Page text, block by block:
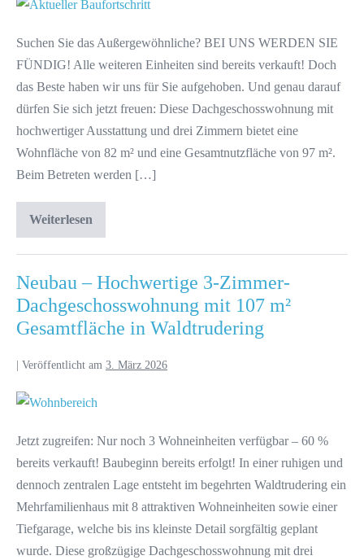
Suchen Sie das Außergewöhnliche? BEI UNS WERDEN SIE
FÜNDIG! Alle weiteren Einheiten sind bereits verkauft! Doch
das Beste haben wir uns für Sie aufgehoben. Und genau darauf
dürfen Sie sich jetzt freuen: Diese Dachgeschosswohnung mit
hochwertiger Ausstattung und drei Zimmern bietet eine
Wohnfläche von 82 m² und eine Gesamtnutzfläche von 97 m².
Beim Betreten werden […]
Weiterlesen
Neubau – Hochwertige 3-Zimmer-
Dachgeschosswohnung mit 107 m²
Gesamtfläche in Waldtrudering
| Veröffentlicht am 3. März 2026
Jetzt zugreifen: Nur noch 3 Wohneinheiten verfügbar – 60 %
bereits verkauft! Baubeginn bereits erfolgt! In einer ruhigen und
dennoch zentralen Lage entsteht im begehrten Waldtrudering ein
Mehrfamilienhaus mit 8 attraktiven Wohneinheiten sowie einer
Tiefgarage, welche bis ins kleinste Detail sorgfältig geplant
wurde. Diese großzügige Dachgeschosswohnung mit drei